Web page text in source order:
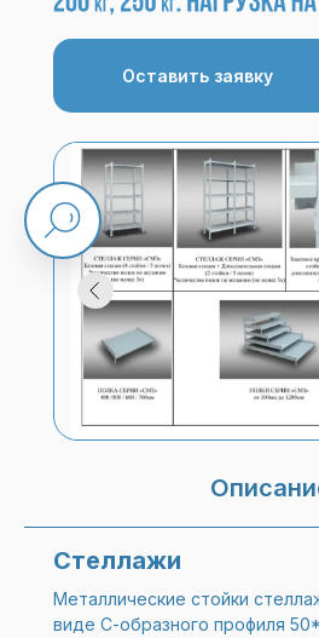
Оставить заявку
Металлические стойки
виде С-образного профиля
Стеллажи